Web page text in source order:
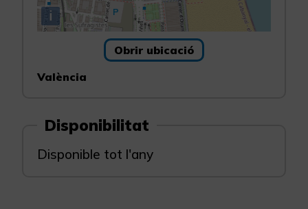
i
Obrir ubicació
València
Disponibilitat
Disponible tot l'any